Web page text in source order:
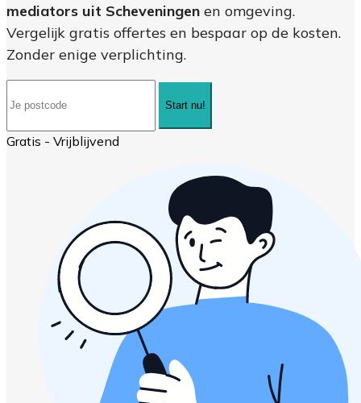
mediators uit Scheveningen en omgeving.
Vergelijk gratis offertes en bespaar op de kosten.
Zonder enige verplichting.
Start nu!
Gratis - Vrijblijvend